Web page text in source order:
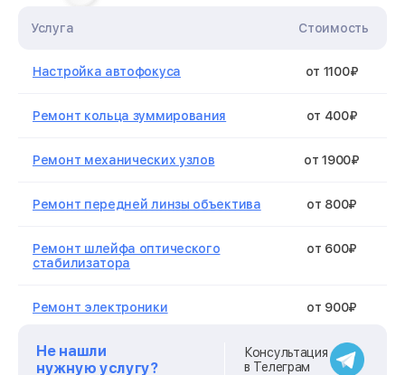
Услуга Стоимость
Настройка автофокуса от 1100₽
Ремонт кольца зуммирования от 400₽
Ремонт механических узлов от 1900₽
Ремонт передней линзы объектива от 800₽
Ремонт шлейфа оптического
стабилизатора
от 600₽
Ремонт электроники от 900₽
Устранение механических
повреждений
от 900₽
Не нашли
нужную услугу?
Консультация
в Телеграм